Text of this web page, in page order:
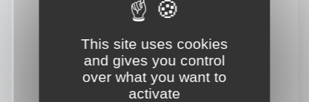
This site uses cookies
and gives you control
over what you want to
activate